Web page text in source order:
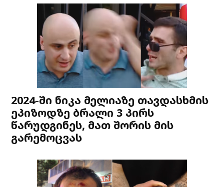
2024-ში ნიკა მელიაზე თავდასხმის
ეპიზოდზე ბრალი 3 პირს
წარუდგინეს, მათ შორის მის
გარემოცვას